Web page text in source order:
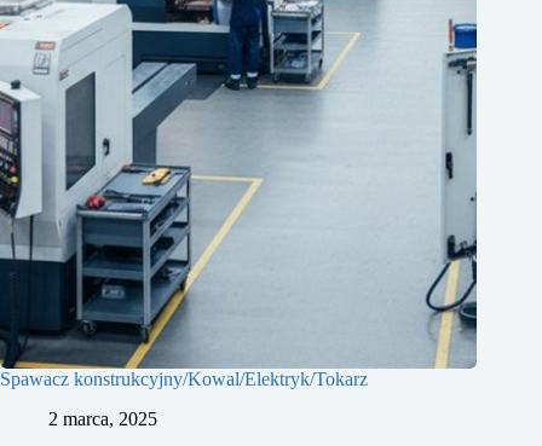
Spawacz konstrukcyjny/Kowal/Elektryk/Tokarz
2 marca, 2025